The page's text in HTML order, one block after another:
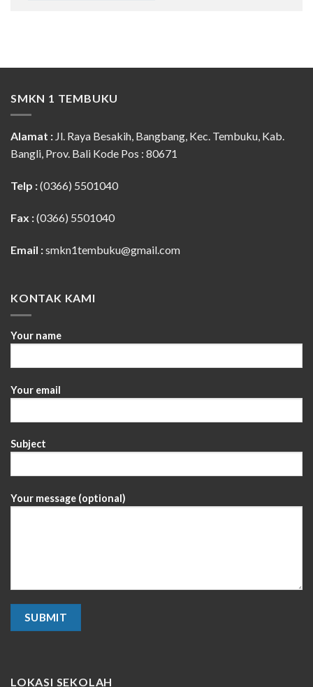
SMKN 1 TEMBUKU
Alamat : Jl. Raya Besakih, Bangbang, Kec. Tembuku, Kab.
Bangli, Prov. Bali Kode Pos : 80671
Telp :(0366) 5501040
Fax :(0366) 5501040
Email :smkn1tembuku@gmail.com
KONTAK KAMI
Your name
Your email
Subject
Your message (optional)
LOKASI SEKOLAH